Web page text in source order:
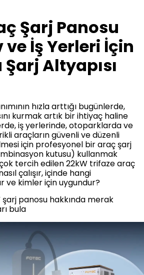
Şarj Panosu
ve İş Yerleri İçin
Altyapısı
hızla arttığı bugünlerde,
kurmak artık bir ihtiyaç haline
iş yerlerinde, otoparklarda ve
araçların güvenli ve düzenli
için profesyonel bir araç şarj
kutusu) kullanmak
tercih edilen 22kW trifaze araç
çalışır, içinde hangi
ve kimler için uygundur?
panosu hakkında merak
bula